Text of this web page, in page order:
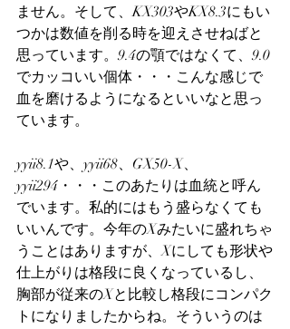
ません。そして、KX303やKX8.3にもい
つかは数値を削る時を迎えさせねばと
思っています。9.4の顎ではなくて、9.0
でカッコいい個体・・・こんな感じで
血を磨けるようになるといいなと思っ
ています。
yyii8.1や、yyii68、GX50-X、
yyii294・・・このあたりは血統と呼ん
でいます。私的にはもう盛らなくても
いいんです。今年のXみたいに盛れちゃ
うことはありますが、Xにしても形状や
仕上がりは格段に良くなっているし、
胸部が従来のXと比較し格段にコンパク
トになりましたからね。そういうのは